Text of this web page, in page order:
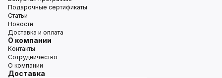
Подарочные сертификаты
Статьи
Новости
Доставка и оплата
О компании
Контакты
Сотрудничество
О компании
Доставка